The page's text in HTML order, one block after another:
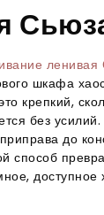
ленивая
шкафа
крепкий,
без
до
способ